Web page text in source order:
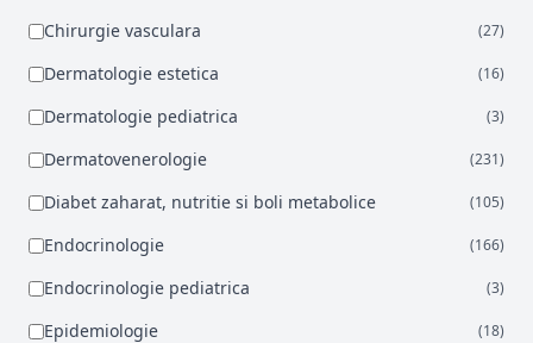
Chirurgie vasculara (27)
Dermatologie estetica (16)
Dermatologie pediatrica (3)
Dermatovenerologie (231)
Diabet zaharat, nutritie si boli metabolice (105)
Endocrinologie (166)
Endocrinologie pediatrica (3)
Epidemiologie (18)